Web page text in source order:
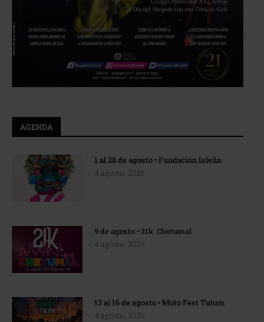
AGENDA
1 al 28 de agosto • Fundación Isleña
4 agosto, 2026
9 de agosto • 21k Chetumal
4 agosto, 2026
13 al 16 de agosto • Moto Fest Tulum
4 agosto, 2026